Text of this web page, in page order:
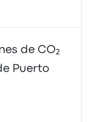
de CO₂
Puerto